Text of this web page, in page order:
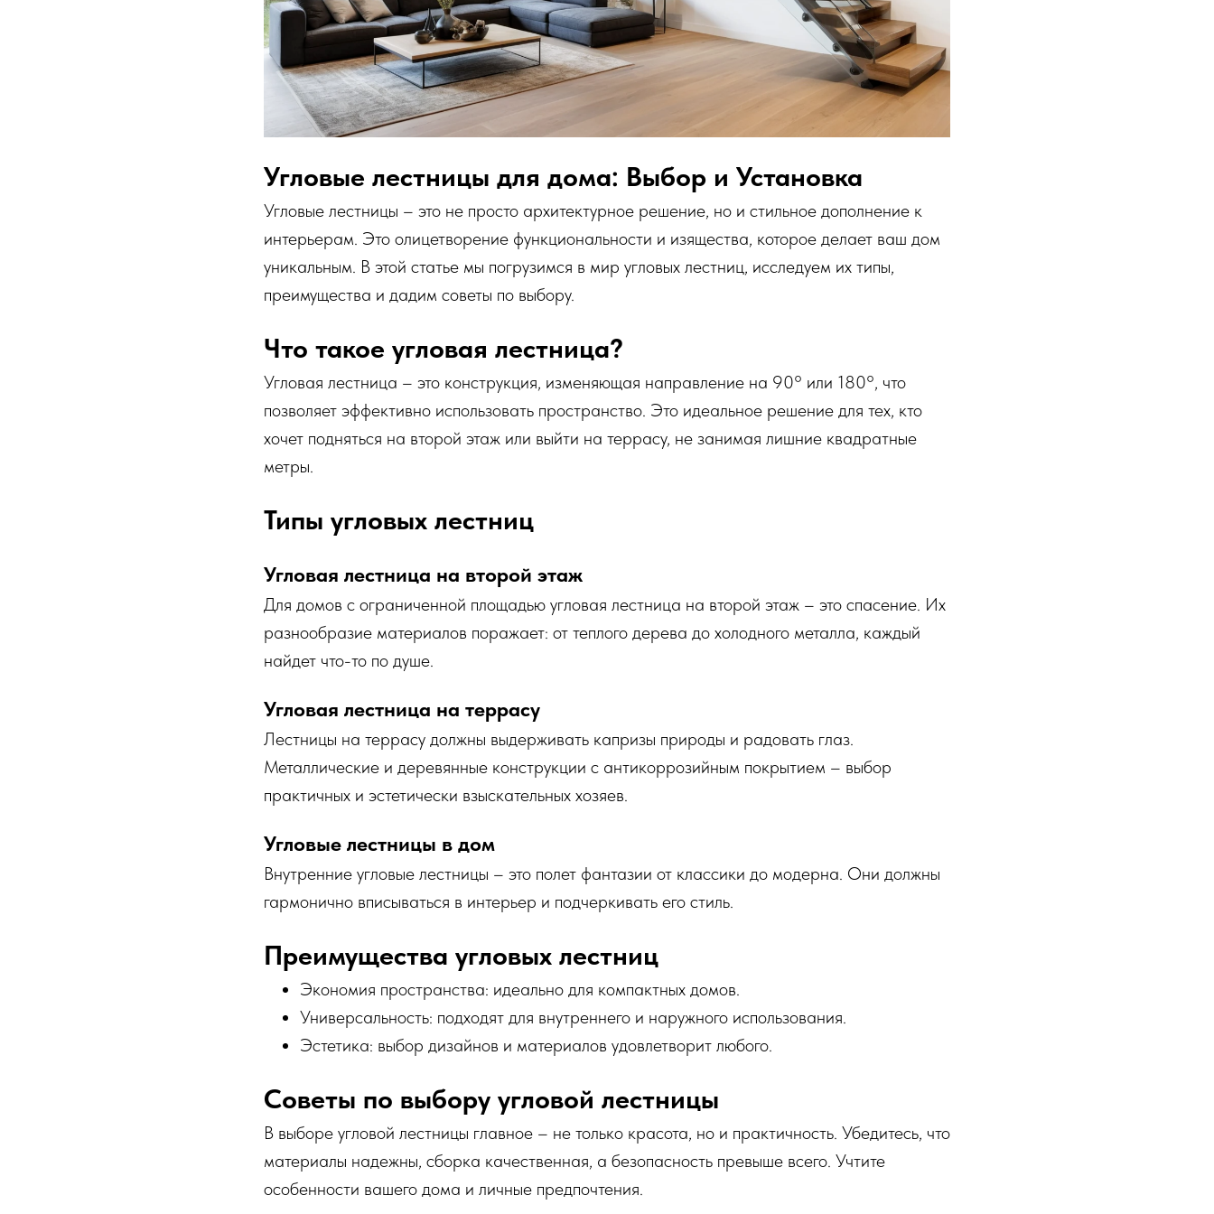
Угловые лестницы для дома: Выбор и Установка
Угловые лестницы – это не просто архитектурное решение, но и стильное дополнение к
интерьерам. Это олицетворение функциональности и изящества, которое делает ваш дом
уникальным. В этой статье мы погрузимся в мир угловых лестниц, исследуем их типы,
преимущества и дадим советы по выбору.
Что такое угловая лестница?
Угловая лестница – это конструкция, изменяющая направление на 90° или 180°, что
позволяет эффективно использовать пространство. Это идеальное решение для тех, кто
хочет подняться на второй этаж или выйти на террасу, не занимая лишние квадратные
метры.
Типы угловых лестниц
Угловая лестница на второй этаж
Для домов с ограниченной площадью угловая лестница на второй этаж – это спасение. Их
разнообразие материалов поражает: от теплого дерева до холодного металла, каждый
найдет что-то по душе.
Угловая лестница на террасу
Лестницы на террасу должны выдерживать капризы природы и радовать глаз.
Металлические и деревянные конструкции с антикоррозийным покрытием – выбор
практичных и эстетически взыскательных хозяев.
Угловые лестницы в дом
Внутренние угловые лестницы – это полет фантазии от классики до модерна. Они должны
гармонично вписываться в интерьер и подчеркивать его стиль.
Преимущества угловых лестниц
Экономия пространства: идеально для компактных домов.
Универсальность: подходят для внутреннего и наружного использования.
Эстетика: выбор дизайнов и материалов удовлетворит любого.
Советы по выбору угловой лестницы
В выборе угловой лестницы главное – не только красота, но и практичность. Убедитесь, что
материалы надежны, сборка качественная, а безопасность превыше всего. Учтите
особенности вашего дома и личные предпочтения.